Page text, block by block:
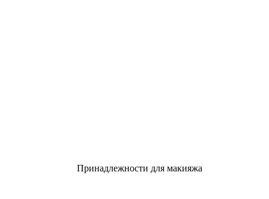
Принадлежности для макияжа